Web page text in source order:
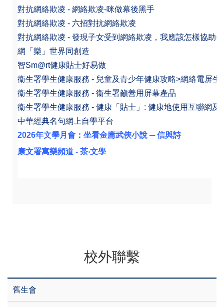
對抗網絡欺凌 - 網絡欺凌-咪做幕後黑手
對抗網絡欺凌 - 六招對抗網絡欺凌
對抗網絡欺凌 - 發現子女受到網絡欺凌，我應該怎樣協助
網「樂」世界同創造
智Sm@rt健康貼士好易做
衞生署學生健康服務 - 兒童及青少年健康攻略>網絡電屏生
衞生署學生健康服務 - 衞生署籲善用屏幕產品
衞生署學生健康服務 - 健康「貼士」: 健康地使用互聯網及
中華經典名句網上自學平台
2026年文學月會：坐看金庸武俠小說 ─ 信與詩
康文署寓樂頻道 - 茶‧文學
校外聯繫
舊生會